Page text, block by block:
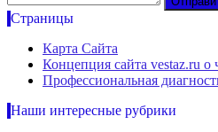
Страницы
Карта Сайта
Концепция сайта vestaz.ru о
Профессиональная
Наши интересные рубрики